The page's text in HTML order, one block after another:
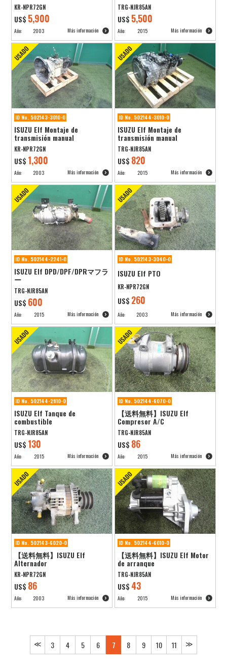
KR-NPR72GN
US$ 5,900
Año: 2003 Más información
TRG-NJR85AN
US$ 5,500
Año: 2015 Más información
ID No. 502143-3010-0
ISUZU Elf Montaje de
transmisión manual
KR-NPR72GN
US$ 1,300
Año: 2003 Más información
ID No. 502144-3010-0
ISUZU Elf Montaje de
transmisión manual
TRG-NJR85AN
US$ 820
Año: 2015 Más información
ID No. 502144-2241-0
ISUZU Elf DPD/DPF/DPRマフラ
ー
TRG-NJR85AN
US$ 600
Año: 2015 Más información
ID No. 502143-3040-0
ISUZU Elf PTO
KR-NPR72GN
US$ 260
Año: 2003 Más información
ID No. 502144-2910-0
ISUZU Elf Tanque de
combustible
TRG-NJR85AN
US$ 130
Año: 2015 Más información
ID No. 502144-6070-0
【送料無料】ISUZU Elf
Compresor A/C
TRG-NJR85AN
US$ 86
Año: 2015 Más información
ID No. 502143-6020-0
【送料無料】ISUZU Elf
Alternador
KR-NPR72GN
US$ 86
Año: 2003 Más información
ID No. 502144-6010-0
【送料無料】ISUZU Elf Motor
de arranque
TRG-NJR85AN
US$ 43
Año: 2015 Más información
≪ 3 4 5 6 7 8 9 10 11 ≫